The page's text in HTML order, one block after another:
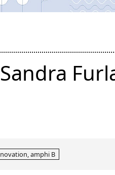
amphi B